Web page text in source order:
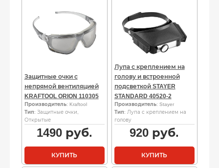
Защитные очки с
непрямой вентиляцией
KRAFTOOL ORION 110305
Производитель: Kraftool
Тип: Защитные очки,
Открытые
1490руб.
КУПИТЬ
Лупа с креплением на
голову и встроенной
подсветкой STAYER
STANDARD 40520-2
Производитель: Stayer
Тип: Лупа с креплением на
голову
920 руб.
КУПИТЬ